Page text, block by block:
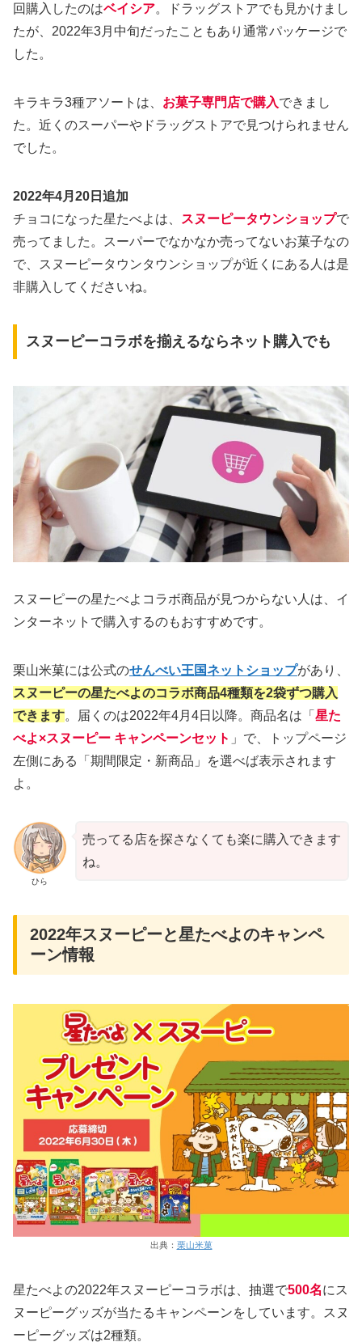
回購入したのはベイシア。ドラッグストアでも見かけまし
たが、2022年3月中旬だったこともあり通常パッケージで
した。
キラキラ3種アソートは、 お菓子専門店で購入できまし
た。近くのスーパーやドラッグストアで見つけられません
でした。
2022年4月20日追加
チョコになった星たべよは、
スヌーピータウンショップで
売ってました。スーパーでなかなか売ってないお菓子なの
で、スヌーピータウンタウンショップが近くにある人は是
非購入してくださいね。
スヌーピーコラボを揃えるならネット購入でも
スヌーピーの星たべよコラボ商品が見つからない人は、イ
ンターネットで購入するのもおすすめです。
栗山米菓には公式のせんべい王国ネットショップがあり、
スヌーピーの星たべよのコラボ商品4種類を2袋ずつ購入
できます。届くのは2022年4月4日以降。商品名は「 星た
べよ×スヌーピー キャンペーンセット 」で、トップページ
左側にある「期間限定・新商品」を選べば表示されます
よ。
ひら
売ってる店を探さなくても楽に購入できます
ね。
2022年スヌーピーと星たべよのキャンペ
ーン情報
出典： 栗山米菓
星たべよの2022年スヌーピーコラボは、抽選で500名にス
ヌーピーグッズが当たるキャンペーンをしています。スヌ
ーピーグッズは2種類。